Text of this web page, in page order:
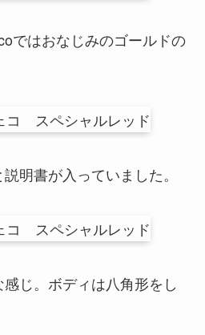
ではおなじみのゴールドの
明書が入っていました。
じ。ボディは八角形をし